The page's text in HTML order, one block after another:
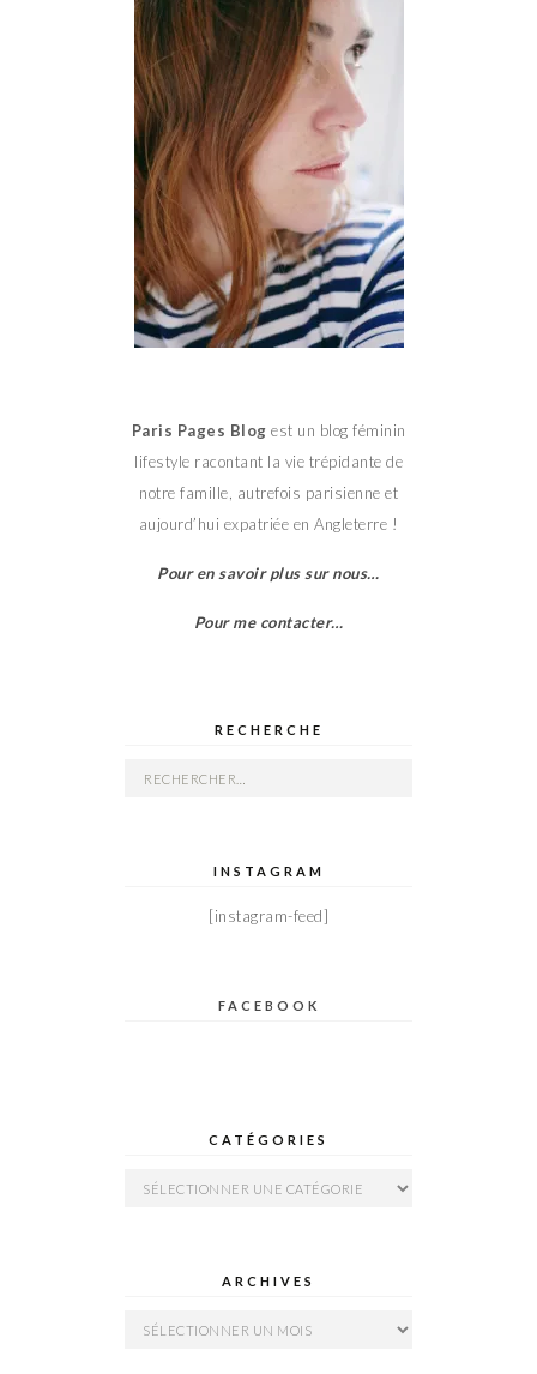
Paris Pages Blog est un blog féminin
lifestyle racontant la vie trépidante de
notre famille, autrefois parisienne et
aujourd’hui expatriée en Angleterre !
Pour en savoir plus sur nous…
Pour me contacter…
RECHERCHE
Rechercher :
INSTAGRAM
[instagram-feed]
FACEBOOK
CATÉGORIES
Catégories
ARCHIVES
Archives